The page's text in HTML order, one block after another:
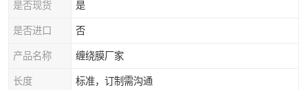
是否现货 是
是否进口 否
产品名称 缠绕膜厂家
长度 标准，订制需沟通